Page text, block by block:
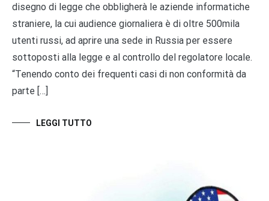
disegno di legge che obbligherà le aziende informatiche
straniere, la cui audience giornaliera è di oltre 500mila
utenti russi, ad aprire una sede in Russia per essere
sottoposti alla legge e al controllo del regolatore locale.
“Tenendo conto dei frequenti casi di non conformità da
parte […]
LEGGI TUTTO